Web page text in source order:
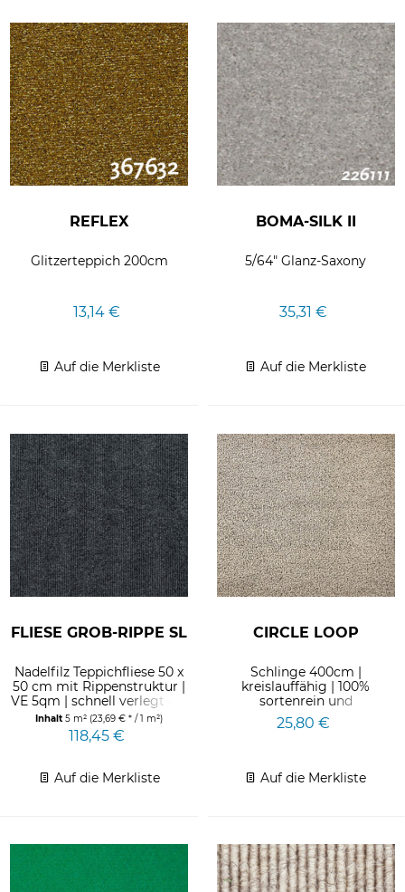
REFLEX
Glitzerteppich 200cm
13,14 €
Auf die Merkliste
BOMA-SILK II
5/64" Glanz-Saxony
35,31 €
Auf die Merkliste
FLIESE GROB-RIPPE SL
Nadelfilz Teppichfliese 50 x
50 cm mit Rippenstruktur |
VE 5qm | schnell verlegt auf
Messe und...
Inhalt5 m² (23,69 € * / 1 m²)
118,45 €
Auf die Merkliste
CIRCLE LOOP
Schlinge 400cm |
kreislauffähig | 100%
sortenrein und
wiederverwertbar |
takeback&recycle by...
25,80 €
Auf die Merkliste